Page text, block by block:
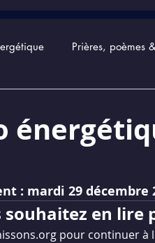
Prières, poèmes
Webinaires
: mardi 29 décembre
souhaitez en lire
pour continuer à